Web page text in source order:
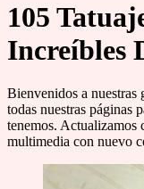
105
Increíbles
Bienvenidos a nuestras
todas nuestras páginas
tenemos. Actualizamos
multimedia con nuevo